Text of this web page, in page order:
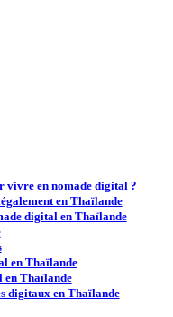
vivre en nomade digital ?
en Thaïlande
digital en Thaïlande
en Thaïlande
en Thaïlande
digitaux en Thaïlande